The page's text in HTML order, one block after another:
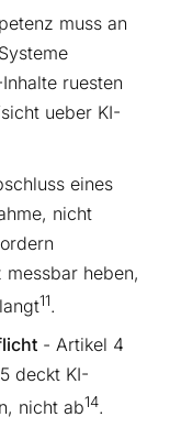
muss an
ruesten
ueber KI-
eines
nicht
messbar heben,
11.
- Artikel 4
deckt KI-
nicht ab14.